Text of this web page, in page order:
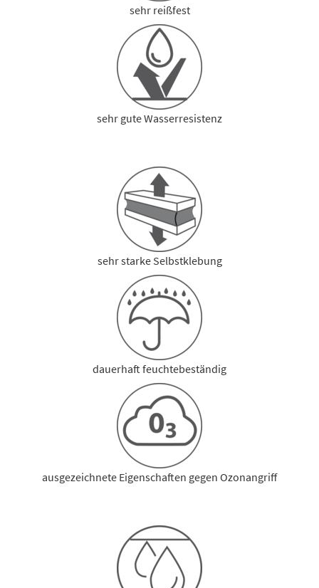
sehr reißfest
sehr gute Wasserresistenz
sehr starke Selbstklebung
dauerhaft feuchtebeständig
ausgezeichnete Eigenschaften gegen Ozonangriff